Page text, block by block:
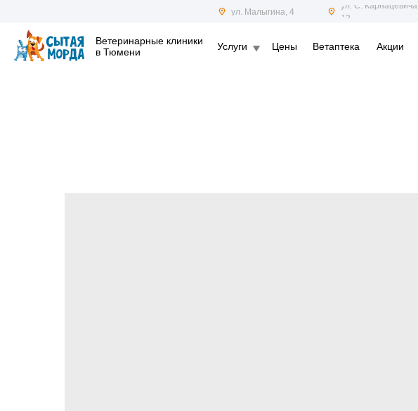
ул. С. Карнацевича,
12
ул. Малыгина, 4
Ветеринарные клиники
в Тюмени
Услуги Цены Акции
Ветаптека